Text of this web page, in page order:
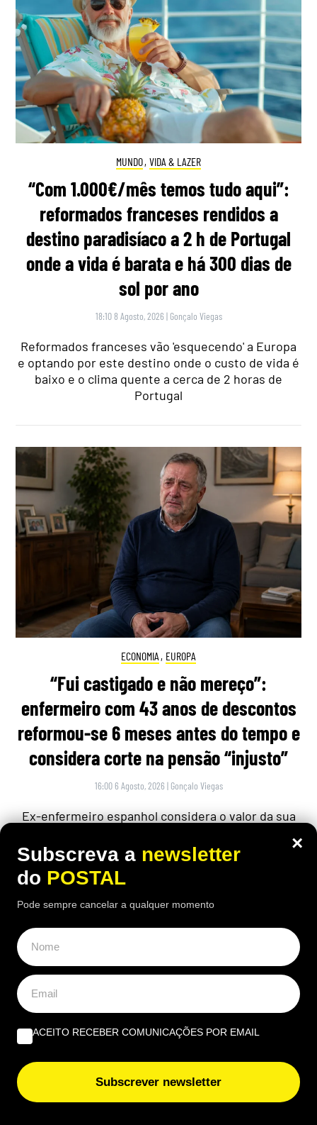
MUNDO, VIDA & LAZER
“Com 1.000€/mês temos tudo aqui”:
reformados franceses rendidos a
destino paradisíaco a 2 h de Portugal
onde a vida é barata e há 300 dias de
sol por ano
18:10 8 Agosto, 2026 | Gonçalo Viegas
Reformados franceses vão 'esquecendo' a Europa
e optando por este destino onde o custo de vida é
baixo e o clima quente a cerca de 2 horas de
Portugal
ECONOMIA , EUROPA
“Fui castigado e não mereço”:
enfermeiro com 43 anos de descontos
reformou-se 6 meses antes do tempo e
considera corte na pensão “injusto”
16:00 6 Agosto, 2026 | Gonçalo Viegas
Ex-enfermeiro espanhol considera o valor da sua
para "toda a vida", após reformar-se seis meses
antes da idade legal
ÚLTIMAS NOTÍCIAS
Nem pneus nem travões: este problema afetou mais de
1,7 milhões de automóveis nas inspeções e muitos
condutores nem dão por ele
Algarve concentra quase 30% das receitas do turismo
em junho
Adeus burlas no Multibanco: este truque deixa o seu
×
Subscreva a newsletter
do POSTAL
Pode sempre cancelar a qualquer momento
ACEITO RECEBER COMUNICAÇÕES POR EMAIL
Subscrever newsletter